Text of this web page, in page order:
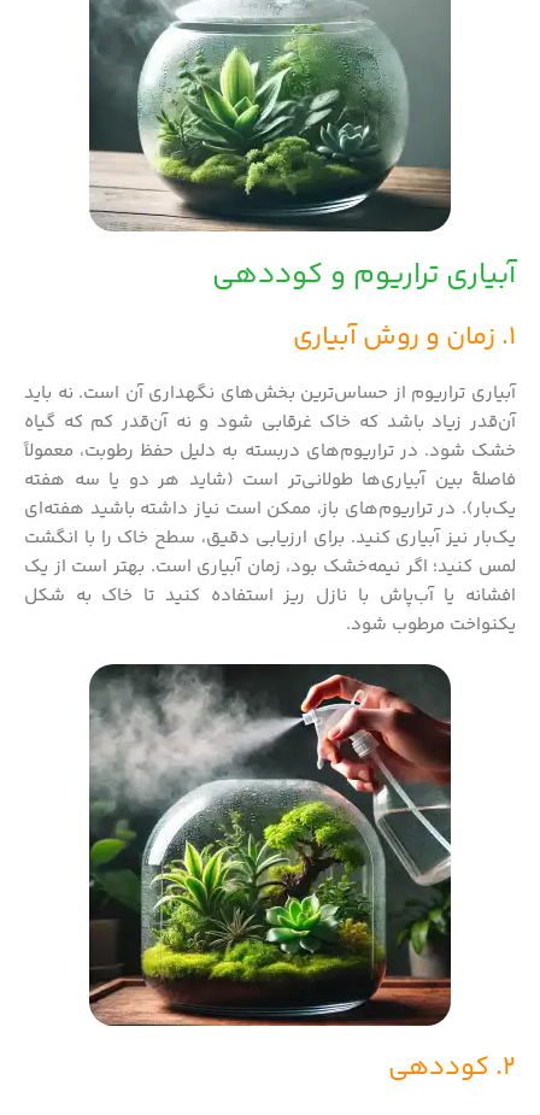
آبیاری تراریوم و کوددهی
1. زمان و روش آبیاری
آبیاری تراریوم از حساس‌ترین بخش‌های نگهداری آن است. نه باید
آن‌قدر زیاد باشد که خاک غرقابی شود و نه آن‌قدر کم که گیاه
خشک شود. در تراریوم‌های دربسته به دلیل حفظ رطوبت، معمولاً
فاصلهٔ بین آبیاری‌ها طولانی‌تر است (شاید هر دو یا سه هفته
یک‌بار). در تراریوم‌های باز، ممکن است نیاز داشته باشید هفته‌ای
یک‌بار نیز آبیاری کنید. برای ارزیابی دقیق، سطح خاک را با انگشت
لمس کنید؛ اگر نیمه‌خشک بود، زمان آبیاری است. بهتر است از یک
افشانه یا آب‌پاش با نازل ریز استفاده کنید تا خاک به شکل
یکنواخت مرطوب شود.
2. کوددهی